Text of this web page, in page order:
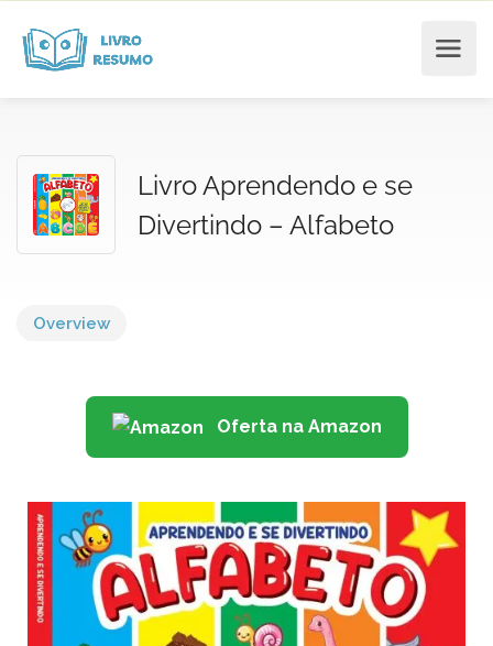
Livro Aprendendo e se
Divertindo – Alfabeto
Overview
Oferta na Amazon